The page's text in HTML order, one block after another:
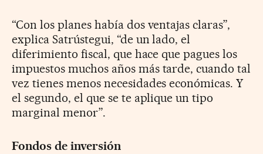
“Con los planes había dos ventajas claras”,
explica Satrústegui, “de un lado, el
diferimiento fiscal, que hace que pagues los
impuestos muchos años más tarde, cuando tal
vez tienes menos necesidades económicas. Y
el segundo, el que se te aplique un tipo
marginal menor”.
Fondos de inversión